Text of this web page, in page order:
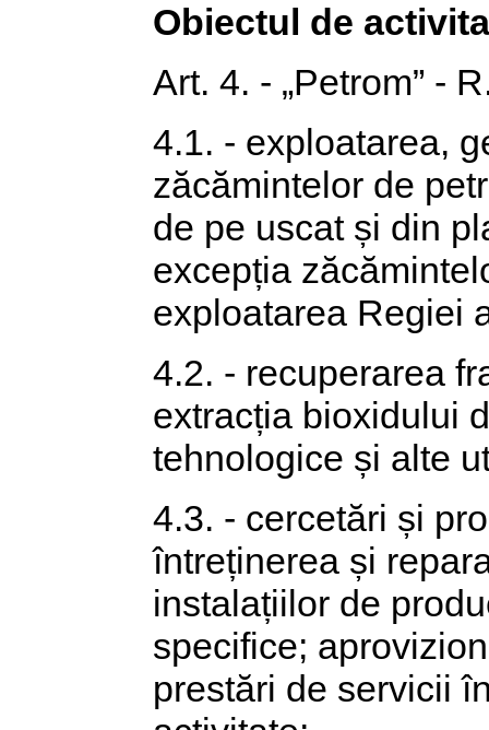
Obiectul de
Art. 4. - „Petrom” -
4.1. - exploatarea,
zăcămintelor de
de pe uscat și din
excepția
exploatarea Regiei
4.2. - recuperarea
extracția bioxidului
tehnologice și alte
4.3. - cercetări și
întreținerea și
instalațiilor de
specifice;
prestări de servicii